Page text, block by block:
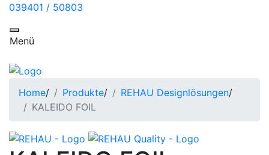
039401 / 50803
Toggle navigation
Menü
Home/ Produkte/ REHAU Designlösungen/
KALEIDO FOIL